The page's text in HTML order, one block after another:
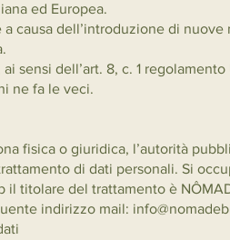
ed Europea.
causa dell’introduzione di
sensi dell’art. 8, c. 1
ne fa le veci.
fisica o giuridica, l’autorità
di dati personali. Si
il titolare del trattamento è
indirizzo mail: